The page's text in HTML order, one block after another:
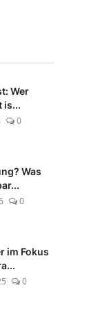
Wer
is...
0
Was
0
im Fokus
0